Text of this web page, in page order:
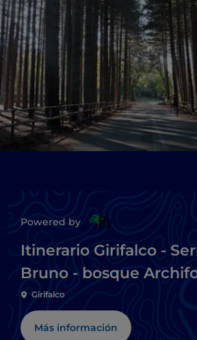
Powered by
Itinerario Girifalco -
Bruno - bosque
Girifalco
Más información